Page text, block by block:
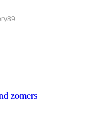
zomers